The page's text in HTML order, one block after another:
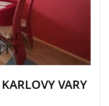
VARY